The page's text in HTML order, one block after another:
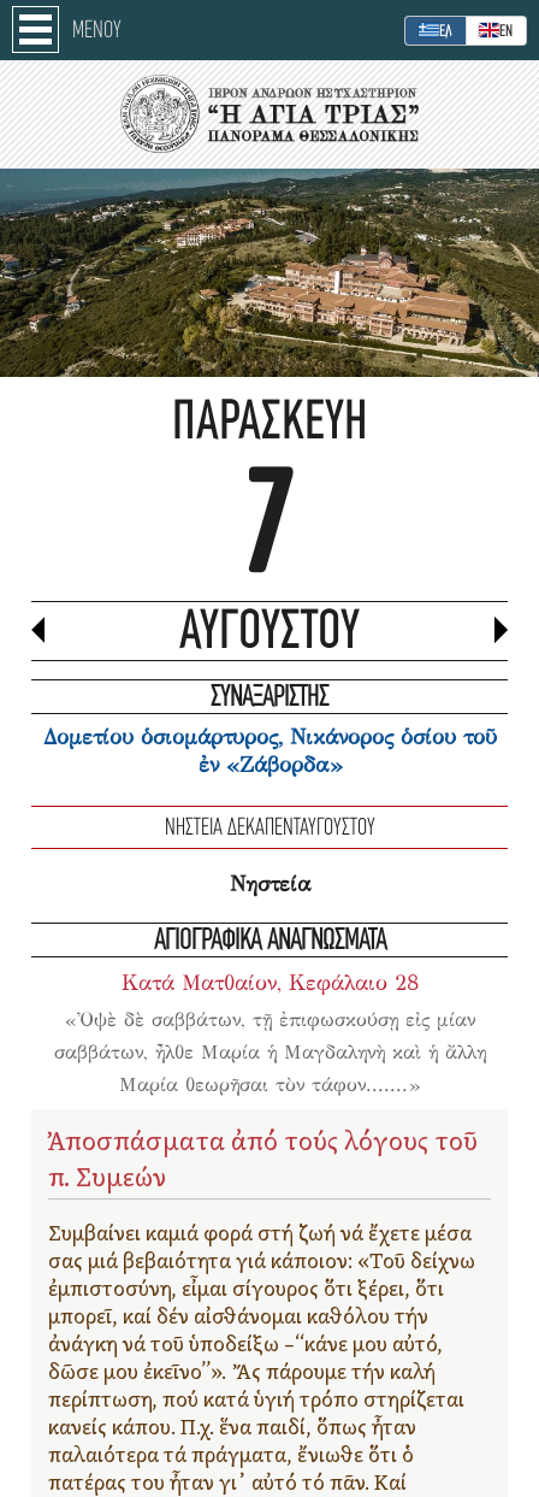
ΜΕΝΟΥ ΕΛ ΕΝ
Ἀποσπάσματα ἀπό τούς λόγους τοῦ
π. Συμεών
Συμβαίνει καμιά φορά στή ζωή νά ἔχετε μέσα
σας μιά βεβαιότητα γιά κάποιον: «Τοῦ δείχνω
ἐμπιστοσύνη, εἶμαι σίγουρος ὅτι ξέρει, ὅτι
μπορεῖ, καί δέν αἰσθάνομαι καθόλου τήν
ἀνάγκη νά τοῦ ὑποδείξω –‘‘κάνε μου αὐτό,
δῶσε μου ἐκεῖνο’’». Ἄς πάρουμε τήν καλή
περίπτωση, πού κατά ὑγιή τρόπο στηρίζεται
κανείς κάπου. Π.χ. ἕνα παιδί, ὅπως ἦταν
παλαιότερα τά πράγματα, ἔνιωθε ὅτι ὁ
πατέρας του ἦταν γι᾿ αὐτό τό πᾶν. Καί
ΠΑΡΑΣΚΕΥΉ
7
ΑΥΓΟΎΣΤΟΥ
ΣΥΝΑΞΑΡΙΣΤΗΣ
Δομετίου ὁσιομάρτυρος, Νικάνορος ὁσίου τοῦ
ἐν «Ζάβορδα»
ΝΗΣΤΕΊΑ ΔΕΚΑΠΕΝΤΑΥΓΟΎΣΤΟΥ
Νηστεία
ΑΓΙΟΓΡΑΦΙΚΑ ΑΝΑΓΝΩΣΜΑΤΑ
Κατά Ματθαίον, Κεφάλαιο 28
«Ὀψὲ δὲ σαββάτων, τῇ ἐπιφωσκούσῃ εἰς μίαν
σαββάτων, ἦλθε Μαρία ἡ Μαγδαληνὴ καὶ ἡ ἄλλη
Μαρία θεωρῆσαι τὸν τάφον.......»